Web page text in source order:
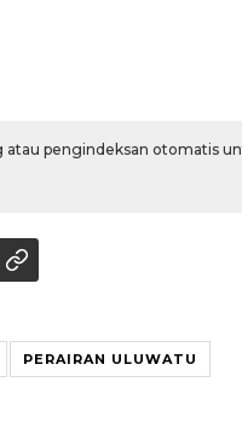
pengindeksan otomatis
PERAIRAN ULUWATU